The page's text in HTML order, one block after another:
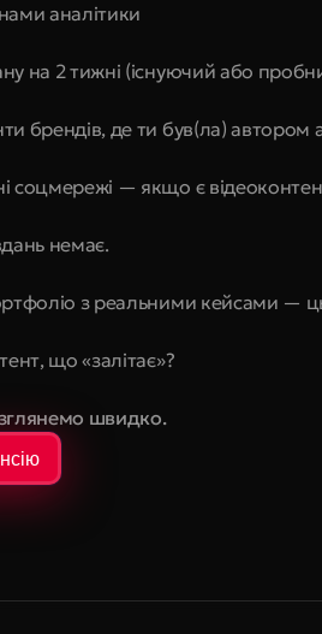
аналітики
на 2 тижні (існуючий або
брендів, де ти був(ла) автором
соцмережі — якщо є
немає.
з реальними кейсами —
що «залітає»?
швидко.